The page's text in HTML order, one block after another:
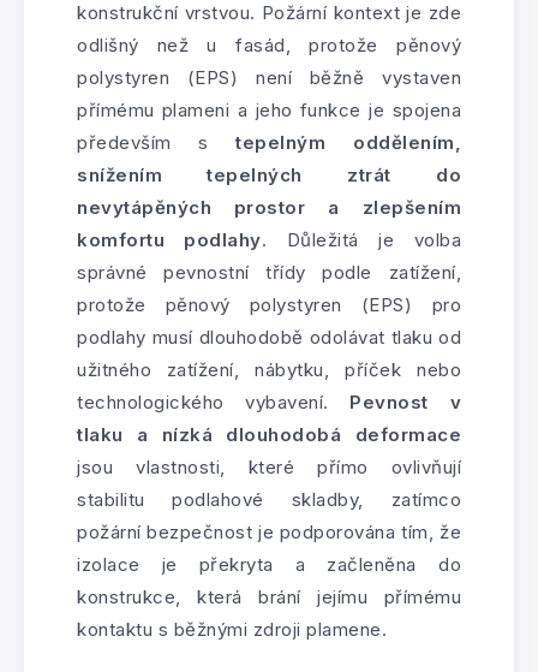
konstrukční vrstvou. Požární kontext je zde
odlišný než u fasád, protože pěnový
polystyren (EPS) není běžně vystaven
přímému plameni a jeho funkce je spojena
především stepelným oddělením,
snížením tepelných ztrát do
nevytápěných prostor a zlepšením
komfortu podlahy. Důležitá je volba
správné pevnostní třídy podle zatížení,
protože pěnový polystyren (EPS) pro
podlahy musí dlouhodobě odolávat tlaku od
užitného zatížení, nábytku, příček nebo
technologického vybavení. Pevnost v
tlaku a nízká dlouhodobá deformace
jsou vlastnosti, které přímo ovlivňují
stabilitu podlahové skladby, zatímco
požární bezpečnost je podporována tím, že
izolace je překryta a začleněna do
konstrukce, která brání jejímu přímému
kontaktu s běžnými zdroji plamene.